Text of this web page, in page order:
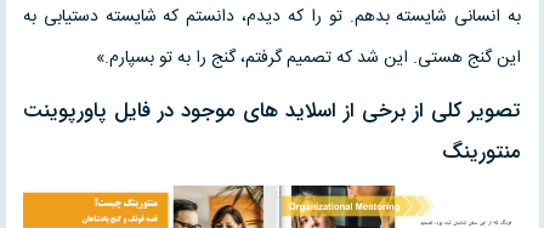
به انسانی شایسته بدهم. تو را که دیدم، دانستم که شایسته دستیابی به
این گنج هستی. این شد که تصمیم گرفتم، گنج را به تو بسپارم.»
تصویر کلی از برخی از اسلاید های موجود در فایل پاورپوینت
منتورینگ